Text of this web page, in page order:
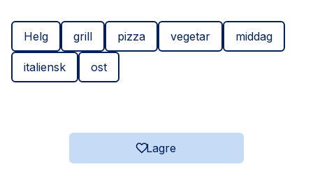
Helg grill pizza vegetar middag
italiensk ost
Lagre